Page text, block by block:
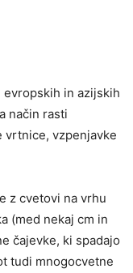
in azijskih
način rasti
vrtnice, vzpenjavke
z cvetovi na vrhu
(med nekaj cm in
čajevke, ki spadajo
tudi mnogocvetne